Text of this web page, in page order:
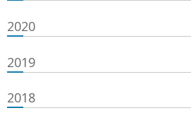
2020
2019
2018